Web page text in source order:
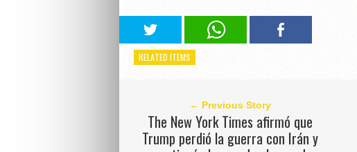
RELATED ITEMS
← Previous Story
The New York Times afirmó que
Trump perdió la guerra con Irán y